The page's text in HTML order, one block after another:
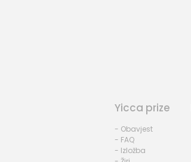
Yicca prize
- Obavjest
- FAQ
- Izložba